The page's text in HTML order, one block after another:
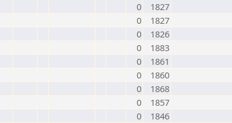
0
1827
0
1827
0
1826
0
1883
0
1861
0
1860
0
1868
0
1857
0
1846